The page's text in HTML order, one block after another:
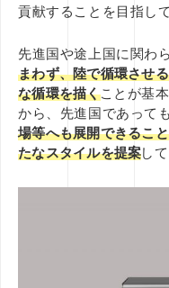
貢献することを目指し
先進国や途上国に関わら
まわず、陸で循環させ
な循環を描くことが基
から、先進国であって
場等へも展開できるこ
たなスタイルを提案して